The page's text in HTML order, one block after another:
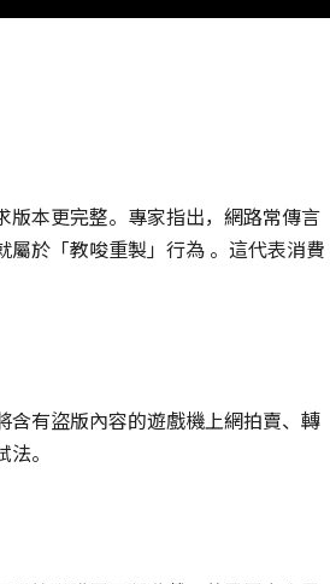
本更完整。專家指出，網路常傳言
屬於「教唆重製」行為 。這代表消費
含有盜版內容的遊戲機上網拍賣、轉
。